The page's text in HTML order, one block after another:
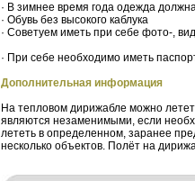
· В зимнее время года одежда
· Обувь без высокого каблука
· Советуем иметь при себе фото-,
· При себе необходимо иметь
Дополнительная информация
На тепловом дирижабле можно
являются незаменимыми, если
лететь в определенном, заранее
несколько объектов. Полёт на